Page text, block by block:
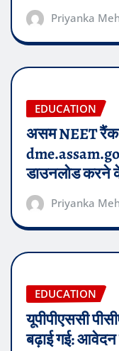
Priyanka
EDUCATION
असम NEET रैंक
डाउनलोड करने
Priyanka
EDUCATION
यूपीपीएससी
बढ़ाई गई: आवेदन